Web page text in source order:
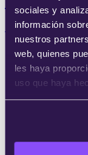
sociales y
información
nuestros
web, quienes
les haya
uso que haya
Quiero
por